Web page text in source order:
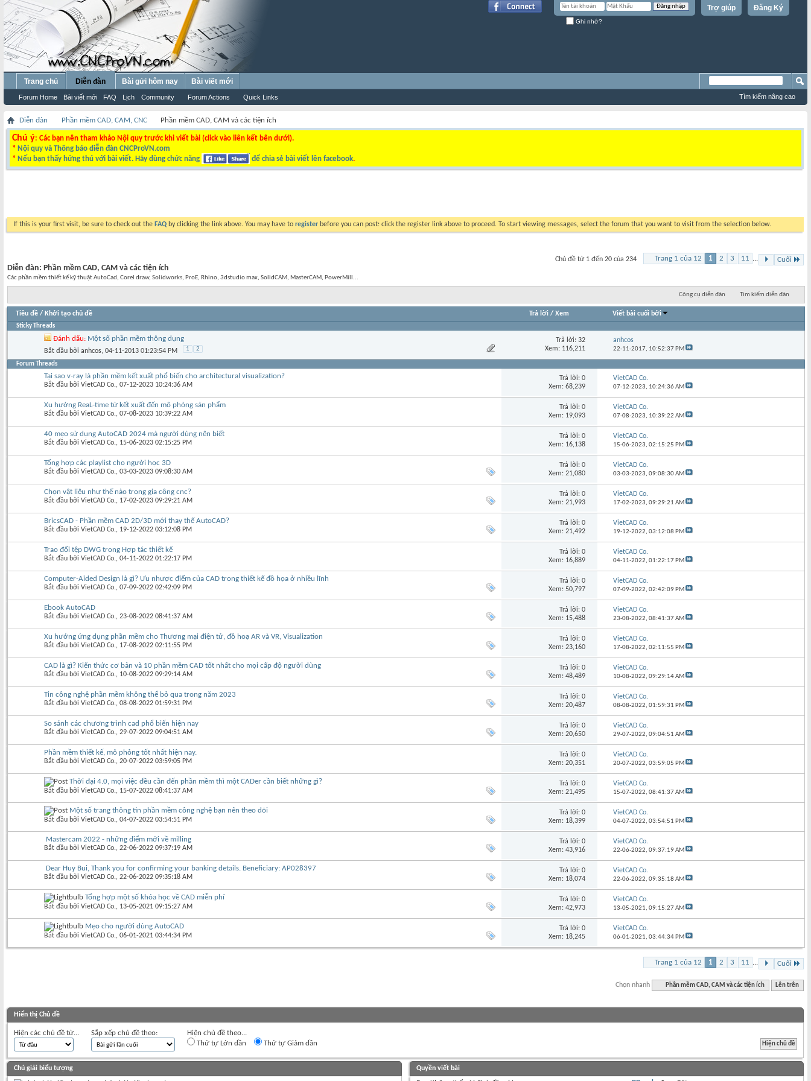
Đăng Ký
Trợ giúp
Ghi nhớ?
Trang chủ Diễn đàn
Forum Home Bài viết mới FAQ Lịch Community Forum Actions Quick Links
Bài gửi hôm nay Bài viết mới
Tìm kiếm nâng cao
Diễn đàn Phần mềm CAD, CAM, CNC Phần mềm CAD, CAM và các tiện ích
Chú ý: Các bạn nên tham khảo Nội quy trước khi viết bài (click vào liên kết bên dưới).
* Nội quy và Thông báo diễn đàn CNCProVN.com
* Nếu bạn thấy hứng thú với bài viết. Hãy dùng chức năng để chia sẻ bài viết lên facebook.
If this is your first visit, be sure to check out the FAQ by clicking the link above. You may have to register before you can post: click the register link above to proceed. To start viewing messages, select the forum that you want to visit from the selection below.
Trang 1 của 12 1 2 3 11 ... Cuối
Chủ đề từ 1 đến 20 của 234
Diễn đàn: Phần mềm CAD, CAM và các tiện ích
Các phần mềm thiết kế kỹ thuật AutoCad, Corel draw, Solidworks, ProE, Rhino, 3dstudio max, SolidCAM, MasterCAM, PowerMill...
Công cụ diễn đàn Tìm kiếm diễn đàn
Tiêu đề / Khởi tạo chủ đề Trả lời/ Xem Viết bài cuối bởi
Sticky Threads
Đánh dấu: Một số phần mềm thông dụng
Bắt đầu bởi anhcos‎, 04-11-2013 01:23:54 PM 1 2
Trả lời: 32
Xem: 116,211
anhcos
22-11-2017, 10:52:37 PM
Forum Threads
Tại sao v-ray là phần mềm kết xuất phổ biến cho architectural visualization?
Bắt đầu bởi VietCAD Co.‎, 07-12-2023 10:24:36 AM
Trả lời: 0
Xem: 68,239
VietCAD Co.
07-12-2023, 10:24:36 AM
Xu hướng ReaL-time từ kết xuất đến mô phỏng sản phẩm
Bắt đầu bởi VietCAD Co.‎, 07-08-2023 10:39:22 AM
Trả lời: 0
Xem: 19,093
VietCAD Co.
07-08-2023, 10:39:22 AM
40 mẹo sử dụng AutoCAD 2024 mà người dùng nên biết
Bắt đầu bởi VietCAD Co.‎, 15-06-2023 02:15:25 PM
Trả lời: 0
Xem: 16,138
VietCAD Co.
15-06-2023,02:15:25 PM
Tổng hợp các playlist cho người học 3D
Bắt đầu bởi VietCAD Co.‎, 03-03-2023 09:08:30 AM
Trả lời: 0
Xem: 21,080
VietCAD Co.
03-03-2023,09:08:30 AM
Chọn vật liệu như thế nào trong gia công cnc?
Bắt đầu bởi VietCAD Co.‎, 17-02-2023 09:29:21 AM
Trả lời: 0
Xem: 21,993
VietCAD Co.
17-02-2023,09:29:21 AM
BricsCAD - Phần mềm CAD 2D/3D mới thay thế AutoCAD?
Bắt đầu bởi VietCAD Co.‎, 19-12-2022 03:12:08 PM
Trả lời: 0
Xem: 21,492
VietCAD Co.
19-12-2022,03:12:08 PM
Trao đổi tệp DWG trong Hợp tác thiết kế
Bắt đầu bởi VietCAD Co.‎, 04-11-2022 01:22:17 PM
Trả lời: 0
Xem: 16,889
VietCAD Co.
04-11-2022,01:22:17 PM
Computer-Aided Design là gì? Ưu nhược điểm của CAD trong thiết kế đồ họa ở nhiều lĩnh
Bắt đầu bởi VietCAD Co.‎, 07-09-2022 02:42:09 PM
Trả lời: 0
Xem: 50,797
VietCAD Co.
07-09-2022,02:42:09 PM
Ebook AutoCAD
Bắt đầu bởi VietCAD Co.‎, 23-08-2022 08:41:37 AM
Trả lời: 0
Xem: 15,488
VietCAD Co.
23-08-2022,08:41:37 AM
Xu hướng ứng dụng phần mềm cho Thương mại điện tử, đồ hoạ AR và VR, Visualization
Bắt đầu bởi VietCAD Co.‎, 17-08-2022 02:11:55 PM
Trả lời: 0
Xem: 23,160
VietCAD Co.
17-08-2022,02:11:55 PM
CAD là gì? Kiến thức cơ bản và 10 phần mềm CAD tốt nhất cho mọi cấp độ người dùng
Bắt đầu bởi VietCAD Co.‎, 10-08-2022 09:29:14 AM
Trả lời: 0
Xem: 48,489
VietCAD Co.
10-08-2022,09:29:14 AM
Tin công nghệ phần mềm không thể bỏ qua trong năm 2023
Bắt đầu bởi VietCAD Co.‎, 08-08-2022 01:59:31 PM
Trả lời: 0
Xem: 20,487
VietCAD Co.
08-08-2022,01:59:31 PM
So sánh các chương trình cad phổ biến hiện nay
Bắt đầu bởi VietCAD Co.‎, 29-07-2022 09:04:51 AM
Trả lời: 0
Xem: 20,650
VietCAD Co.
29-07-2022,09:04:51 AM
Phần mềm thiết kế, mô phỏng tốt nhất hiện nay.
Bắt đầu bởi VietCAD Co.‎, 20-07-2022 03:59:05 PM
Trả lời: 0
Xem: 20,351
VietCAD Co.
20-07-2022,03:59:05 PM
Thời đại 4.0, mọi việc đều cần đến phần mềm thì một CADer cần biết những gì?
Bắt đầu bởi VietCAD Co.‎, 15-07-2022 08:41:37 AM
Trả lời: 0
Xem: 21,495
VietCAD Co.
15-07-2022,08:41:37 AM
Một số trang thông tin phần mềm công nghệ bạn nên theo dõi
Bắt đầu bởi VietCAD Co.‎, 04-07-2022 03:54:51 PM
Trả lời: 0
Xem: 18,399
VietCAD Co.
04-07-2022,03:54:51 PM
Mastercam 2022 - những điểm mới về milling
Bắt đầu bởi VietCAD Co.‎, 22-06-2022 09:37:19 AM
Trả lời: 0
Xem: 43,916
VietCAD Co.
22-06-2022,09:37:19 AM
Dear Huy Bui, Thank you for confirming your banking details. Beneficiary: AP028397
Bắt đầu bởi VietCAD Co.‎, 22-06-2022 09:35:18 AM
Trả lời: 0
Xem: 18,074
VietCAD Co.
22-06-2022,09:35:18 AM
Tổng hợp một số khóa học về CAD miễn phí
Bắt đầu bởi VietCAD Co.‎, 13-05-2021 09:15:27 AM
Trả lời: 0
Xem: 42,973
VietCAD Co.
13-05-2021,09:15:27 AM
Mẹo cho người dùng AutoCAD
Bắt đầu bởi VietCAD Co.‎, 06-01-2021 03:44:34 PM
Trả lời: 0
Xem: 18,245
VietCAD Co.
06-01-2021,03:44:34 PM
Trang 1 của 12 1 2 3 11 ... Cuối
Chọn nhanh Phần mềm CAD, CAM và các tiện ích Lên trên
Hiển thị Chủ đề
Hiện các chủ đề từ... Sắp xếp chủ đề theo:
Hiện chủ đề theo...
Thứ tự Lớn dần
Thứ tự Giảm dần
Chú giải biểu tượng Quyền viết bài